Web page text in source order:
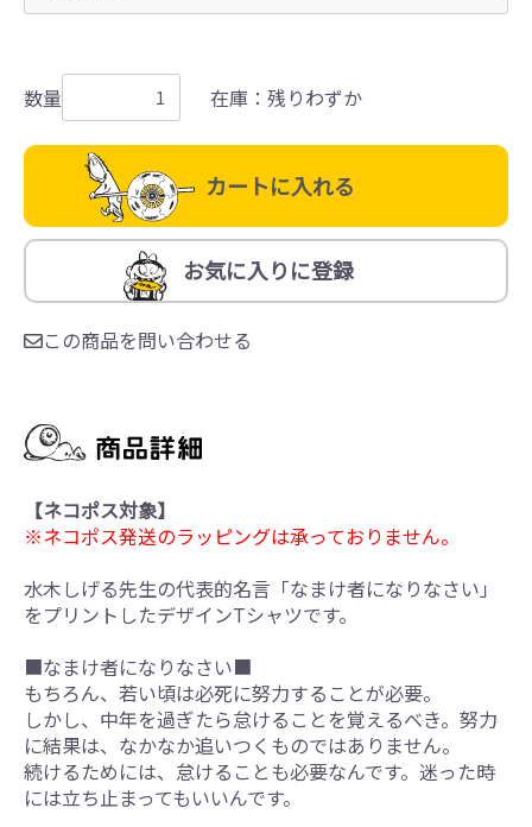
数量 在庫：残りわずか
カートに入れる
お気に入りに登録
この商品を問い合わせる
【ネコポス対象】
※ネコポス発送のラッピングは承っておりません。
水木しげる先生の代表的名言「なまけ者になりなさい」
をプリントしたデザインTシャツです。
■なまけ者になりなさい■
もちろん、若い頃は必死に努力することが必要。
しかし、中年を過ぎたら怠けることを覚えるべき。努力
に結果は、なかなか追いつくものではありません。
続けるためには、怠けることも必要なんです。迷った時
には立ち止まってもいいんです。